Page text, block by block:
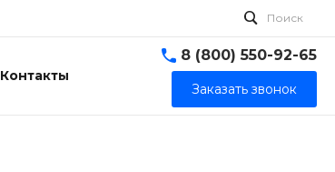
Поиск
Контакты
8 (800) 550-92-65
Заказать звонок